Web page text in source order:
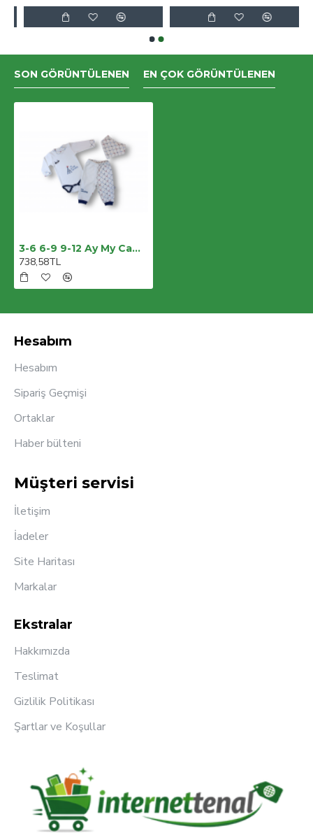
SON GÖRÜNTÜLENEN EN ÇOK GÖRÜNTÜLENEN
3-6 6-9 9-12 Ay My Camping Nakışlı Bandajlı Uzun Kollu Zıbınlı 3lü Erkek Bebek Takımı
738,58TL
Hesabım
Hesabım
Sipariş Geçmişi
Ortaklar
Haber bülteni
Müşteri servisi
İletişim
İadeler
Site Haritası
Markalar
Ekstralar
Hakkımızda
Teslimat
Gizlilik Politikası
Şartlar ve Koşullar